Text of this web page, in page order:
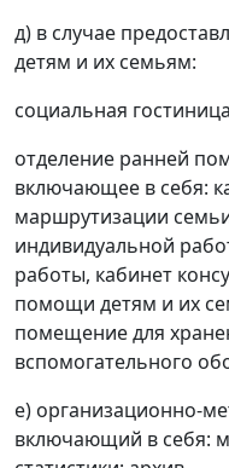
д) в случае
детям и их семьям:
социальная
отделение ранней
включающее в себя:
маршрутизации
индивидуальной
работы, кабинет
помощи детям и их
помещение для
вспомогательного
е) организационно-
включающий в себя: